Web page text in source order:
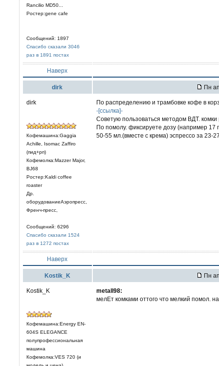
Rancilio MD50...
Ростер:gene cafe
Сообщений: 1897
Спасибо сказали 3046
раз в 1891 постах
Наверх
dirk Пн
dirk
Кофемашина:Gaggia
Achille, Isomac Zaffiro
(пид+рп)
Кофемолка:Mazzer Major,
BJ68
Ростер:Kaldi coffee
roaster
Др.
оборудованиеАэропресс,
Френч-пресс,
Сообщений: 6296
Спасибо сказали 1524
раз в 1272 постах
По распределению и трамбовке кофе в
-[ссылка]-
Советую пользоваться методом ВДТ. комки
По помолу. фиксируете дозу (например 17
50-55 мл.(вместе с крема) эспрессо за 23-
Наверх
Kostik_K Пн
Kostik_K
Кофемашина:Energy EN-
604S ELEGANCE
полупрофессиональная
машина
Кофемолка:VES 720 (и
metall98:
мелЕт комками оттого что мелкий помол.